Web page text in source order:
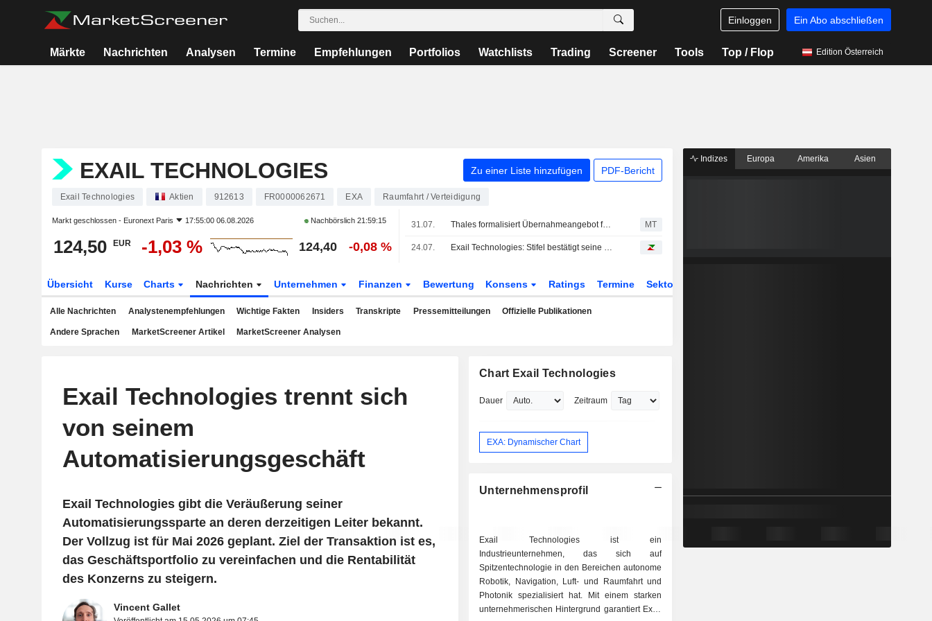
Einloggen Ein Abo abschließen
Märkte Nachrichten Analysen Termine Empfehlungen Portfolios Watchlists Trading Screener Tools Top / Flop Edition Österreich
EXAIL TECHNOLOGIES Zu einer Liste hinzufügen PDF-Bericht
Exail Technologies Aktien 912613 FR0000062671 EXA Raumfahrt / Verteidigung
Markt geschlossen - Euronext Paris 17:55:00 06.08.2026 Nachbörslich 21:59:15
124,50 EUR -1,03 % 124,40 -0,08 %
31.07. Thales formalisiert Übernahmeangebot für Exail Technologies MT
24.07. Exail Technologies: Stifel bestätigt seine Empfehlung
Übersicht Kurse Charts Nachrichten Unternehmen Finanzen Bewertung Konsens Ratings Termine Sektor
Alle Nachrichten Analystenempfehlungen Wichtige Fakten Insiders Transkripte Pressemitteilungen Offizielle Publikationen
Andere Sprachen MarketScreener Artikel MarketScreener Analysen
Exail Technologies trennt sich
von seinem
Automatisierungsgeschäft
Exail Technologies gibt die Veräußerung seiner
Automatisierungssparte an deren derzeitigen Leiter bekannt.
Der Vollzug ist für Mai 2026 geplant. Ziel der Transaktion ist es,
das Geschäftsportfolio zu vereinfachen und die Rentabilität
des Konzerns zu steigern.
Vincent Gallet
Chart Exail Technologies
Dauer Zeitraum
EXA: Dynamischer Chart
Unternehmensprofil
Exail Technologies ist ein
Industrieunternehmen, das sich auf
Spitzentechnologie in den Bereichen autonome
Robotik, Navigation, Luft- und Raumfahrt und
Photonik spezialisiert hat. Mit einem starken
unternehmerischen Hintergrund garantiert Exail
Indizes Europa Amerika Asien